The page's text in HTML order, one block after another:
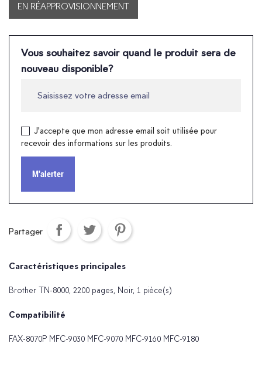
EN RÉAPPROVISIONNEMENT
Vous souhaitez savoir quand le produit sera de
nouveau disponible?
J'accepte que mon adresse email soit utilisée pour
recevoir des informations sur les produits.
M'alerter
Partager
Caractéristiques principales
Brother TN-8000, 2200 pages, Noir, 1 pièce(s)
Compatibilité
FAX-8070P MFC-9030 MFC-9070 MFC-9160 MFC-9180